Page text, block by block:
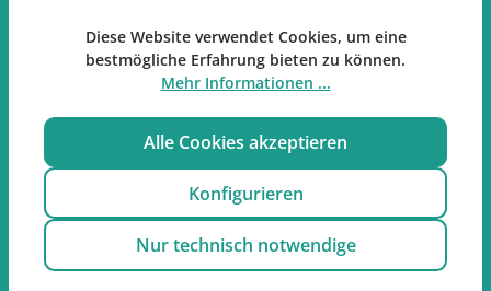
Continental Tobacco Germany GmbH
Am Marbach 9
99869 Tüttleben
Deutschland
germany@continentaltobacco.com
Diese Website verwendet Cookies, um eine
bestmögliche Erfahrung bieten zu können.
Mehr Informationen ...
Alle Cookies akzeptieren
Konfigurieren
Nur technisch notwendige